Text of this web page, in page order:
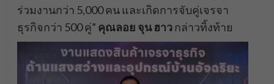
ร่วมงานกว่า 5,000 คน และเกิดการจับคู่เจรจา
ธุรกิจกว่า 500 คู่” คุณลอย จุน ฮาวกล่าวทิ้งท้าย